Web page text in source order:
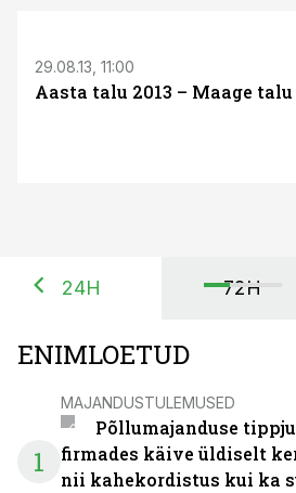
29.08.13, 11:00
Aasta talu 2013 – Maage talu
24H 72H
ENIMLOETUD
1
MAJANDUSTULEMUSED
Põllumajanduse
firmades käive üldiselt
nii kahekordistus kui ka